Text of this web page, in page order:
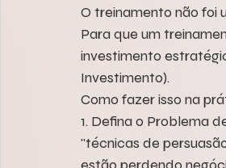
O treinamento não foi
Para que um
investimento
Investimento).
Como fazer isso na
1. Defina o Problema
"técnicas de